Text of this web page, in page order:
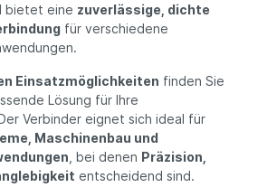
bietet eine zuverlässige, dichte
für verschiedene
Einsatzmöglichkeiten finden Sie
Lösung für Ihre
Verbinder eignet sich ideal für
Maschinenbau und
, bei denen Präzision,
entscheidend sind.